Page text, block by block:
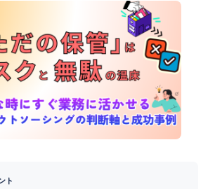
ト